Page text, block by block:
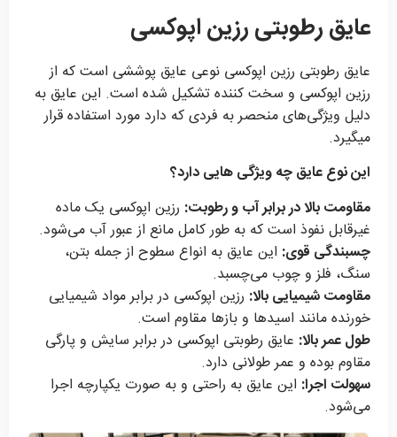
عایق رطوبتی رزین اپوکسی
عایق رطوبتی رزین اپوکسی نوعی عایق پوششی است که از
رزین اپوکسی و سخت کننده تشکیل شده است. این عایق به
دلیل ویژگی‌های منحصر به فردی که دارد مورد استفاده قرار
میگیرد.
این نوع عایق چه ویژگی هایی دارد؟
مقاومت بالا در برابر آب و رطوبت: رزین اپوکسی یک ماده
غیرقابل نفوذ است که به طور کامل مانع از عبور آب می‌شود.
چسبندگی قوی: این عایق به انواع سطوح از جمله بتن،
سنگ، فلز و چوب می‌چسبد.
مقاومت شیمیایی بالا: رزین اپوکسی در برابر مواد شیمیایی
خورنده مانند اسیدها و بازها مقاوم است.
طول عمر بالا: عایق رطوبتی اپوکسی در برابر سایش و پارگی
مقاوم بوده و عمر طولانی دارد.
سهولت اجرا: این عایق به راحتی و به صورت یکپارچه اجرا
می‌شود.